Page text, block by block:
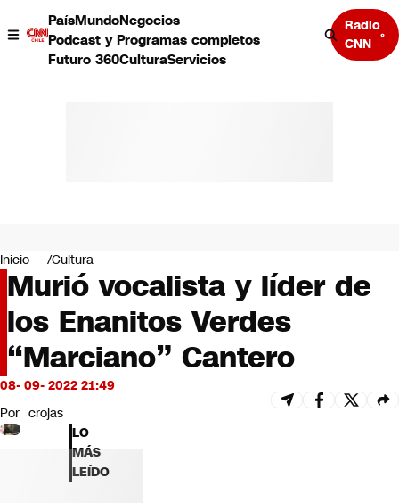
PaísMundoNegocios
Podcast y Programas completos
Futuro 360CulturaServicios
Radio
CNN
Negocios
Deportes
Programas completos
Cultura
Servicios
Bits
CNN tiempo
Futuro 360
Opinión
Inicio Cultura
Murió vocalista y líder de
los Enanitos Verdes
“Marciano” Cantero
08- 09- 2022 21:49
Por crojas
LO
MÁS
LEÍDO